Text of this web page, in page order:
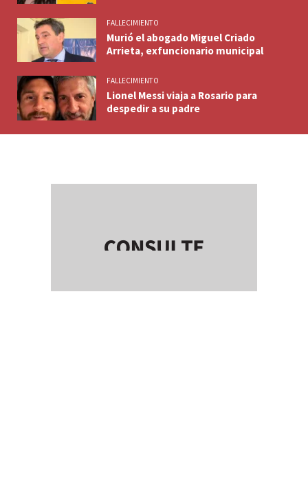
FALLECIMIENTO
Murió el abogado Miguel Criado
Arrieta, exfuncionario municipal
FALLECIMIENTO
Lionel Messi viaja a Rosario para
despedir a su padre